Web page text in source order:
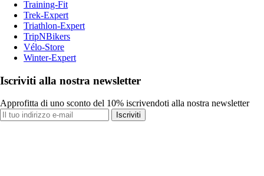
Training-Fit
Trek-Expert
Triathlon-Expert
TripNBikers
Vélo-Store
Winter-Expert
Iscriviti alla nostra newsletter
Approfitta di uno sconto del 10% iscrivendoti alla nostra newsletter
Iscriviti